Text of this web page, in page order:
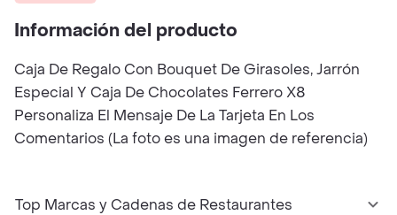
Información del producto
Caja De Regalo Con Bouquet De Girasoles, Jarrón
Especial Y Caja De Chocolates Ferrero X8
Personaliza El Mensaje De La Tarjeta En Los
Comentarios (La foto es una imagen de referencia)
Top Marcas y Cadenas de Restaurantes